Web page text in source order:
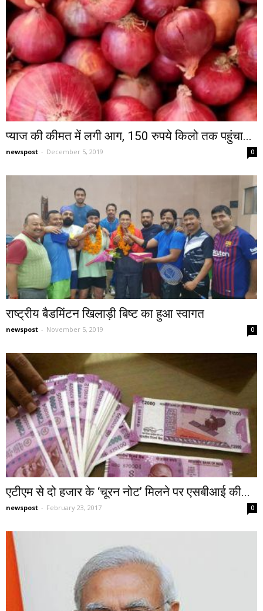
प्‍याज की कीमत में लगी आग, 150 रुपये किलो तक पहुंचा...
newspost - December 5, 2019 0
राष्ट्रीय बैडमिंटन खिलाड़ी बिष्ट का हुआ स्वागत
newspost - November 5, 2019 0
एटीएम से दो हजार के ‘चूरन नोट’ मिलने पर एसबीआई की...
newspost - February 23, 2017 0